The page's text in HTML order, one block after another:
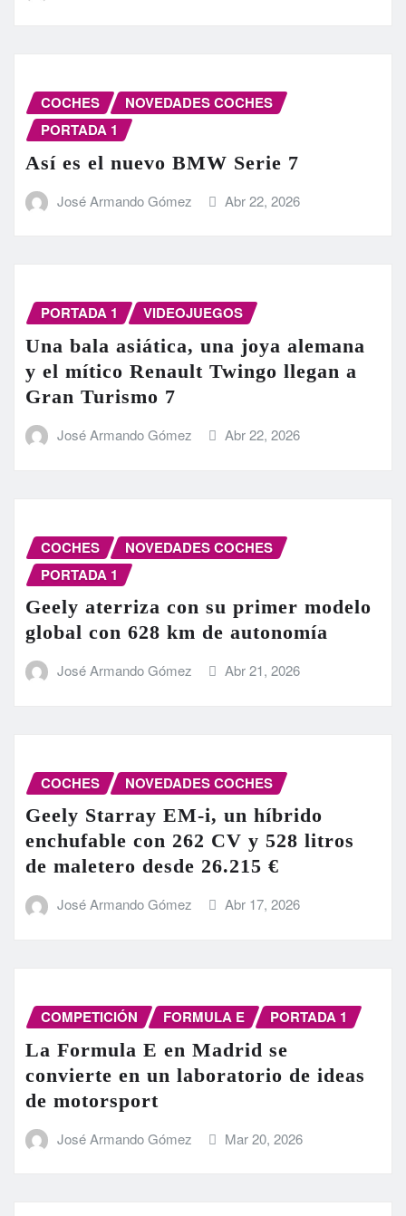
COCHES
NOVEDADES COCHES
PORTADA 1
Así es el nuevo BMW Serie 7
José Armando Gómez Abr 22, 2026
PORTADA 1 VIDEOJUEGOS
Una bala asiática, una joya alemana
y el mítico Renault Twingo llegan a
Gran Turismo 7
José Armando Gómez Abr 22, 2026
COCHES
NOVEDADES COCHES
PORTADA 1
Geely aterriza con su primer modelo
global con 628 km de autonomía
José Armando Gómez Abr 21, 2026
COCHES NOVEDADES COCHES
Geely Starray EM-i, un híbrido
enchufable con 262 CV y 528 litros
de maletero desde 26.215 €
José Armando Gómez Abr 17, 2026
COMPETICIÓN FORMULA E PORTADA 1
La Formula E en Madrid se
convierte en un laboratorio de ideas
de motorsport
José Armando Gómez Mar 20, 2026